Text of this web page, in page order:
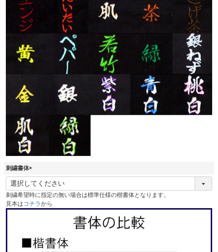
刺繍書体
(
必
須
)
刺繍希望時に指定の無い場合は標準仕様の楷書体となります。
見本はコチラから